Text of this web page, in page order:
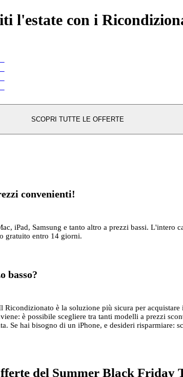
l'estate con i
SCOPRI TUTTE LE OFFERTE
convenienti!
iPad, Samsung e tanto altro a prezzi bassi.
gratuito entro 14 giorni.
basso?
è la soluzione più sicura per
è possibile scegliere tra tanti modelli a prezzi
Se hai bisogno di un iPhone, e desideri
del Summer Black Friday